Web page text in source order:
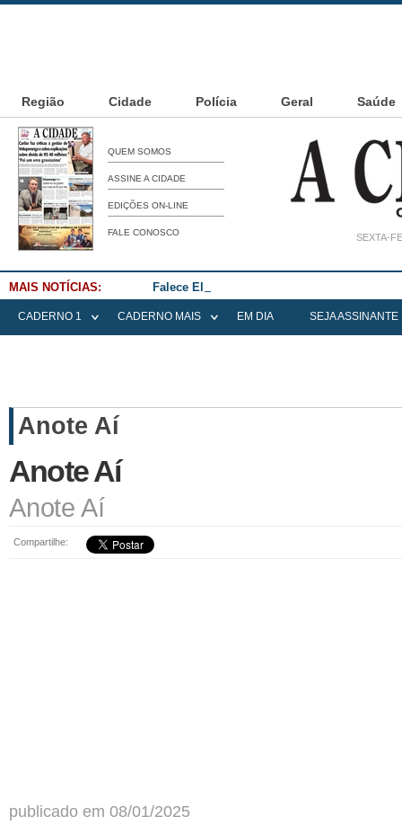
Região Cidade Polícia Geral Saúde
QUEM SOMOS
ASSINE A CIDADE
EDIÇÕES ON-LINE
FALE CONOSCO SEXTA-
MAIS NOTÍCIAS: Falece Elena Menoia Cesarin
CADERNO 1 CADERNO MAIS EM DIA SEJA ASSINANTE
Anote Aí
Anote Aí
Anote Aí
Compartilhe:
publicado em 08/01/2025